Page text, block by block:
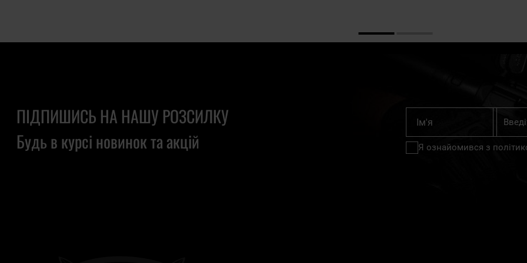
ПІДПИШИСЬ НА НАШУ РОЗСИЛКУ
Будь в курсі новинок та акцій
нашу
розсилку
Я ознайомився з